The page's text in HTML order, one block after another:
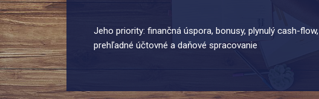
Jeho priority: finančná úspora, bonusy, plynulý cash-flow,
prehľadné účtovné a daňové spracovanie